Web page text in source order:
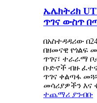
ኤሌክትሪክ
ጥገና ውስጥ
በአስተዳዳሪው
በዘመናዊ የጎልፍ
ጥገና፣ ተራራማ
ቡድኖች ብዙ
ጥገና ቀልጣፋ
መሳሪያዎችን እና
ተጨማሪ ያንብቡ